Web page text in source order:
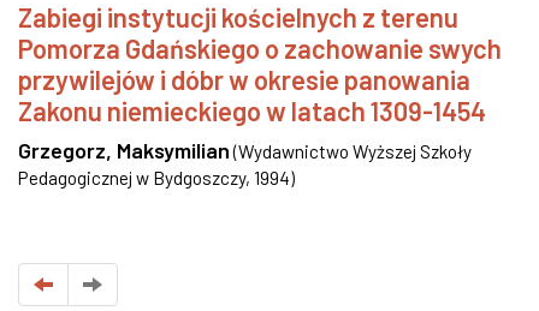
Zabiegi instytucji kościelnych z terenu
Pomorza Gdańskiego o zachowanie swych
przywilejów i dóbr w okresie panowania
Zakonu niemieckiego w latach 1309-1454
Grzegorz, Maksymilian (Wydawnictwo Wyższej Szkoły
Pedagogicznej w Bydgoszczy, 1994)